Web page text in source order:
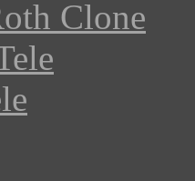
Clone